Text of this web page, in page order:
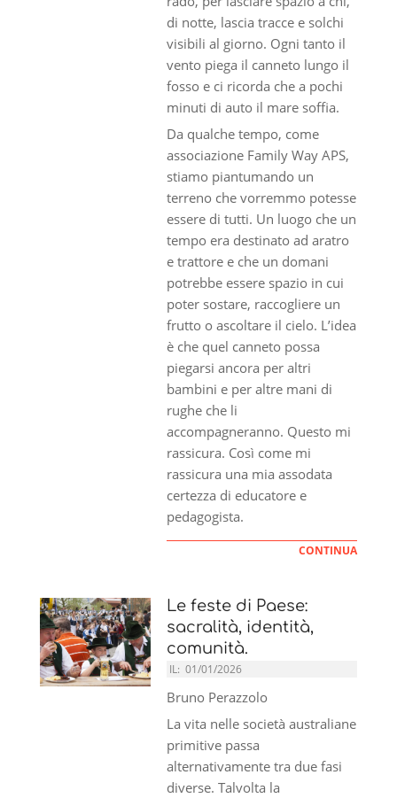
di notte, lascia tracce e solchi
visibili al giorno. Ogni tanto il
vento piega il canneto lungo il
fosso e ci ricorda che a pochi
minuti di auto il mare soffia.
Da qualche tempo, come
associazione Family Way APS,
stiamo piantumando un
terreno che vorremmo potesse
essere di tutti. Un luogo che un
tempo era destinato ad aratro
e trattore e che un domani
potrebbe essere spazio in cui
poter sostare, raccogliere un
frutto o ascoltare il cielo. L’idea
è che quel canneto possa
piegarsi ancora per altri
bambini e per altre mani di
rughe che li
accompagneranno. Questo mi
rassicura. Così come mi
rassicura una mia assodata
certezza di educatore e
pedagogista.
CONTINUA
Le feste di Paese:
sacralità, identità,
comunità.
IL: 01/01/2026
Bruno Perazzolo
La vita nelle società australiane
primitive passa
alternativamente tra due fasi
diverse. Talvolta la